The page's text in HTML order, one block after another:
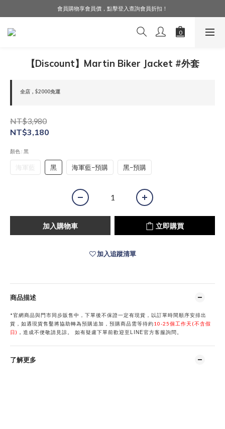
LINE好友募集中，加入就送購物金$50！
會員購物享會員價，點擊登入查詢會員折扣！
LINE好友募集中，加入就送購物金$50！
【Discount】Martin Biker Jacket #外套
全店，$2000免運
NT$3,980
NT$3,180
顏色 : 黑
海軍藍 黑 海軍藍−預購 黑−預購
加入購物車 立即購買
加入追蹤清單
商品描述
*官網商品與門市同步販售中，下單後不保證一定有現貨，以訂單時間順序安排出
貨，如遇現貨售鑿將協助轉為預購追加，預購商品需等待約10-25個工作天(不含假
日) ， 造成不便敬請見諒。 如有疑慮下單前歡迎至LINE官方客服詢問。
了解更多